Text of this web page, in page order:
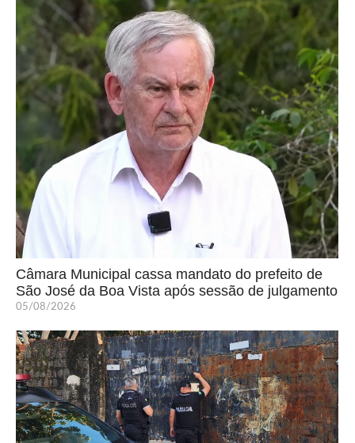
Câmara Municipal cassa mandato do prefeito de
São José da Boa Vista após sessão de julgamento
05/08/2026